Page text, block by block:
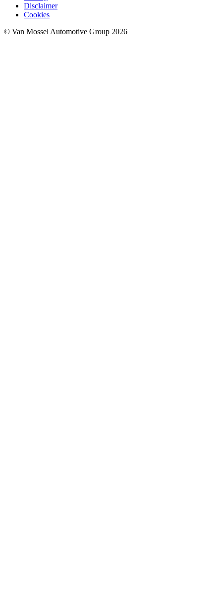
Disclaimer
Cookies
© Van Mossel Automotive Group 2026